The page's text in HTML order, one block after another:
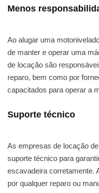
Menos
Ao alugar uma
de manter e operar uma
de locação são
reparo, bem como por
capacitados para operar a
Suporte técnico
As empresas de locação
suporte técnico para
escavadeira corretamente.
por qualquer reparo ou